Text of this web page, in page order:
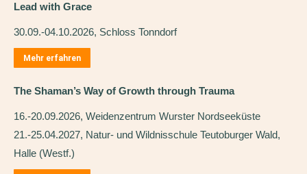
Lead with Grace
30.09.-04.10.2026, Schloss Tonndorf
Mehr erfahren
The Shaman’s Way of Growth through Trauma
16.-20.09.2026, Weidenzentrum Wurster Nordseeküste
21.-25.04.2027, Natur- und Wildnisschule Teutoburger Wald,
Halle (Westf.)